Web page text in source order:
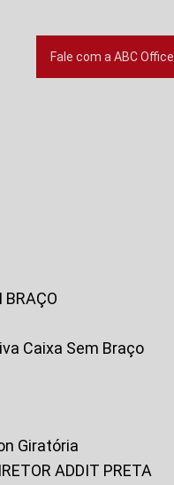
Fale com a ABC Office
BRAÇO
Caixa Sem Braço
Giratória
ADDIT PRETA